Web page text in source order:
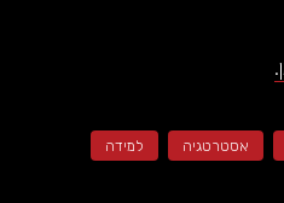
אסטרטגיה למידה